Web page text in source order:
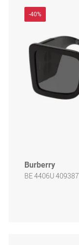
-40%
Burberry
BE 4406U 409387